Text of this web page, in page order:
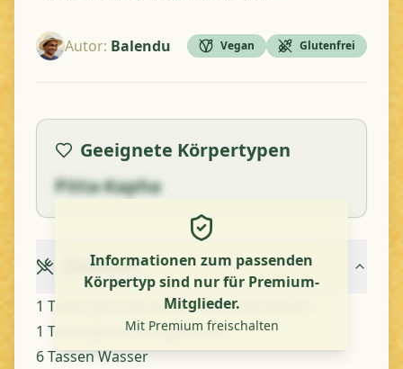
Autor: Balendu Vegan Glutenfrei
Geeignete Körpertypen
Pitta-Kapha
Informationen zum passenden
Körpertyp sind nur für Premium-
Mitglieder.
Mit Premium freischalten
Zutaten
1 Tasse getrocknete weiße Kichererbsen
1 Tasse ganze Mungbohnen
6 Tassen Wasser